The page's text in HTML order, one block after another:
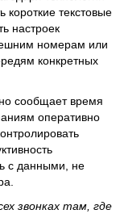
короткие текстовые
настроек
номерам или
конкретных
сообщает время
оперативно
с данными, не
звонках там, где